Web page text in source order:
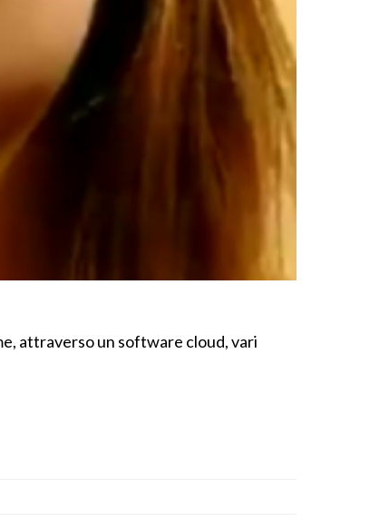
attraverso un software cloud, vari